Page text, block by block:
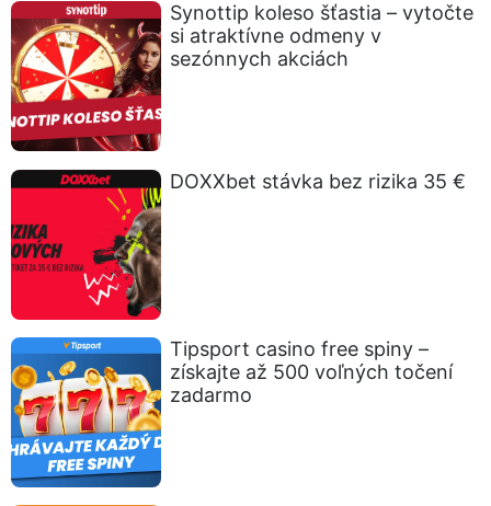
Synottip koleso šťastia – vytočte
si atraktívne odmeny v
sezónnych akciách
DOXXbet stávka bez rizika 35 €
Tipsport casino free spiny –
získajte až 500 voľných točení
zadarmo